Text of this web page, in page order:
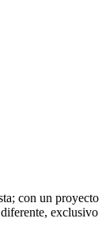
con un proyecto
exclusivo